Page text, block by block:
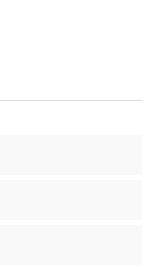
個人情報を外
保持について
の訂正・追加・
きます。その